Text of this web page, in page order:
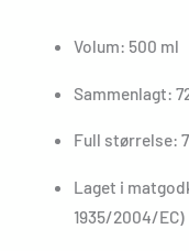
Volum: 500 ml
Sammenlagt:
Full størrelse:
Laget i
1935/2004/EC)